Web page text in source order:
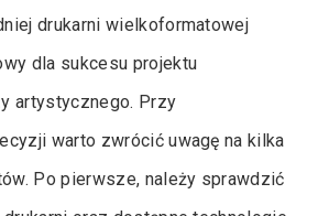
drukarni wielkoformatowej
dla sukcesu projektu
artystycznego. Przy
warto zwrócić uwagę na kilka
Po pierwsze, należy sprawdzić